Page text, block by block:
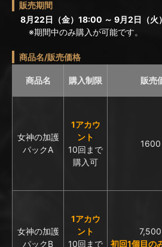
販売期間
8月22日（金）18:00 ～ 9月2日（火
※期間中のみ購入が可能です。
商品名/販売価格
商品名 購入制限 販売
女神の加護
パックA
1アカウ
ント
10回まで
購入可
1600
女神の加護
パックB
1アカウ
ント
10回まで
初回1個目の